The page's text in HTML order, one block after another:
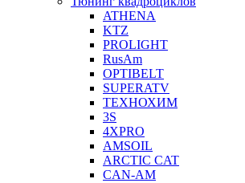
ATHENA
KTZ
PROLIGHT
RusAm
OPTIBELT
SUPERATV
ТЕХНОХИМ
3S
4XPRO
AMSOIL
ARCTIC CAT
CAN-AM